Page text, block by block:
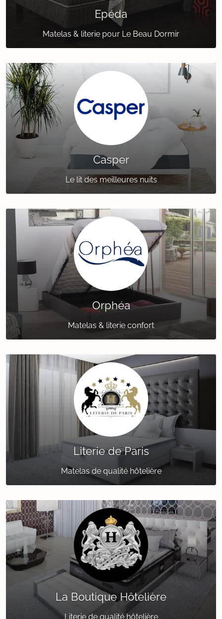
Epéda
Matelas & literie pour Le Beau Dormir
Casper
Le lit des meilleures nuits
Orphéa
Matelas & literie confort
Literie de Paris
Matelas de qualité hôtelière
La Boutique Hôtelière
Literie de qualité hôtelière